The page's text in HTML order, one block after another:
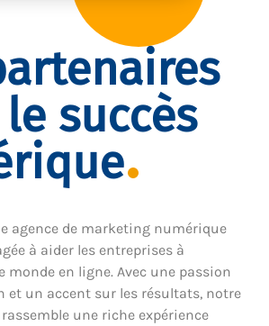
succès
agence de marketing numérique
à aider les entreprises à
monde en ligne. Avec une passion
et un accent sur les résultats, notre
une riche expérience